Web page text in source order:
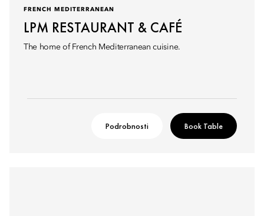
FRENCH MEDITERRANEAN
LPM RESTAURANT & CAFÉ
The home of French Mediterranean cuisine.
Podrobnosti Book Table